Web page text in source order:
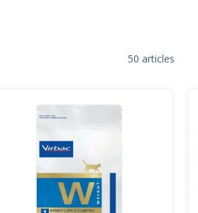
50 articles